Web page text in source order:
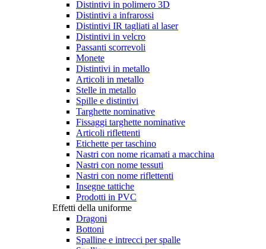
Distintivi in polimero 3D
Distintivi a infrarossi
Distintivi IR tagliati al laser
Distintivi in velcro
Passanti scorrevoli
Monete
Distintivi in metallo
Articoli in metallo
Stelle in metallo
Spille e distintivi
Targhette nominative
Fissaggi targhette nominative
Articoli riflettenti
Etichette per taschino
Nastri con nome ricamati a macchina
Nastri con nome tessuti
Nastri con nome riflettenti
Insegne tattiche
Prodotti in PVC
Effetti della uniforme
Dragoni
Bottoni
Spalline e intrecci per spalle